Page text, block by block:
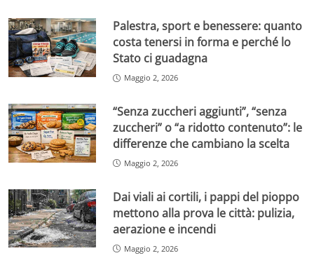
Palestra, sport e benessere: quanto
costa tenersi in forma e perché lo
Stato ci guadagna
Maggio 2, 2026
“Senza zuccheri aggiunti”, “senza
zuccheri” o “a ridotto contenuto”: le
differenze che cambiano la scelta
Maggio 2, 2026
Dai viali ai cortili, i pappi del pioppo
mettono alla prova le città: pulizia,
aerazione e incendi
Maggio 2, 2026